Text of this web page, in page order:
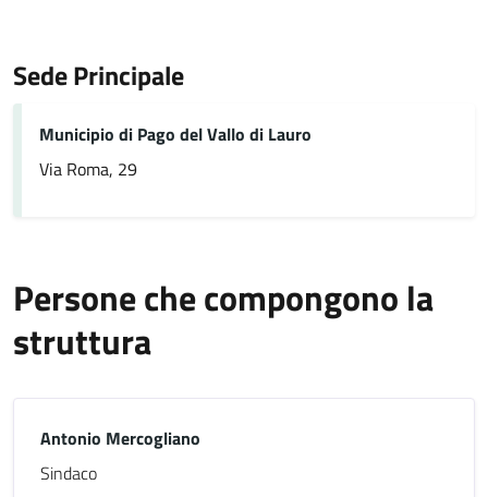
Sede Principale
Municipio di Pago del Vallo di Lauro
Via Roma, 29
Persone che compongono la
struttura
Antonio Mercogliano
Sindaco